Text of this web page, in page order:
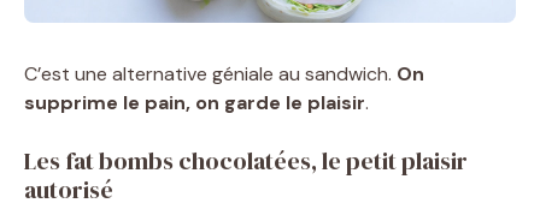
C’est une alternative géniale au sandwich. On
supprime le pain, on garde le plaisir.
Les fat bombs chocolatées, le petit plaisir
autorisé